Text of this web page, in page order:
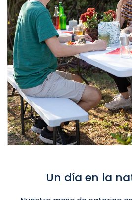
Un día en la